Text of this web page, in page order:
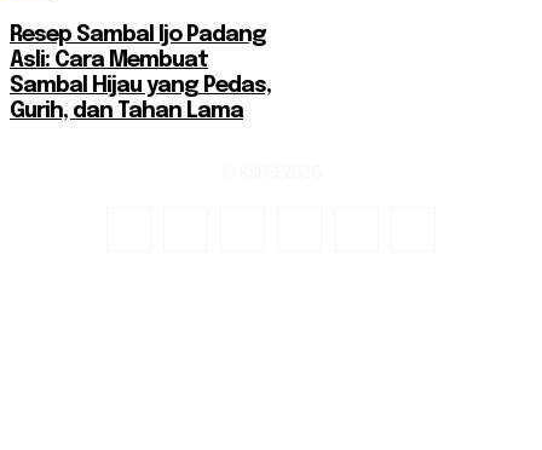
Resep Sambal Ijo Padang
Asli: Cara Membuat
Sambal Hijau yang Pedas,
Gurih, dan Tahan Lama